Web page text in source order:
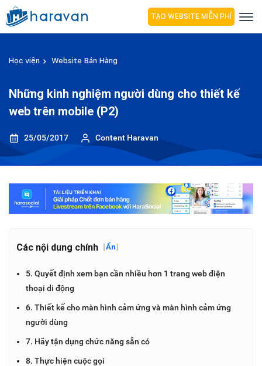
TẠO WEBSITE MIỄN PHÍ
Học viện Website Bán Hàng
Những kinh nghiệm người dùng cho thiết kế
web trên mobile (P2)
25/05/2017 Content Haravan
Các nội dung chính [Ẩn]
5. Quyết định xem bạn cần nhiều hơn 1 trang web điện
thoại di động
6. Thiết kế cho màn hình cảm ứng và màn hình cảm ứng
người dùng
7. Hãy tận dụng chức năng sẵn có
8. Thực hiện cuộc gọi